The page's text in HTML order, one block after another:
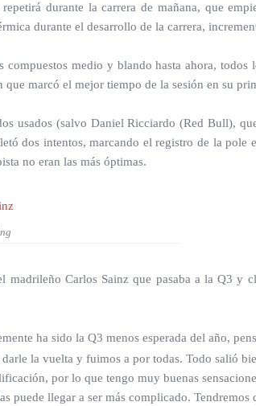
durante la carrera de mañana, que
durante el desarrollo de la carrera,
compuestos medio y blando hasta ahora,
marcó el mejor tiempo de la sesión en su
usados (salvo Daniel Ricciardo (Red Bull),
dos intentos, marcando el registro de la
no eran las más óptimas.
madrileño Carlos Sainz que pasaba a la Q3
ha sido la Q3 menos esperada del año,
la vuelta y fuimos a por todas. Todo salió
por lo que tengo muy buenas
puede llegar a ser más complicado.